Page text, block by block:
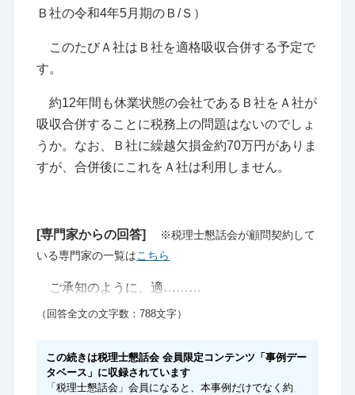
Ｂ社の令和4年5月期のＢ/Ｓ）
このたびＡ社はＢ社を適格吸収合併する予定で
す。
約12年間も休業状態の会社であるＢ社をＡ社が
吸収合併することに税務上の問題はないのでしょ
うか。なお、Ｂ社に繰越欠損金約70万円がありま
すが、合併後にこれをＡ社は利用しません。
[専門家からの回答]
※税理士懇話会が顧問契約して
いる専門家の一覧はこちら
ご承知のように、適………
（回答全文の文字数：788文字）
この続きは税理士懇話会 会員限定コンテンツ「事例デー
タベース」に収録されています
「税理士懇話会」会員になると、本事例だけでなく約